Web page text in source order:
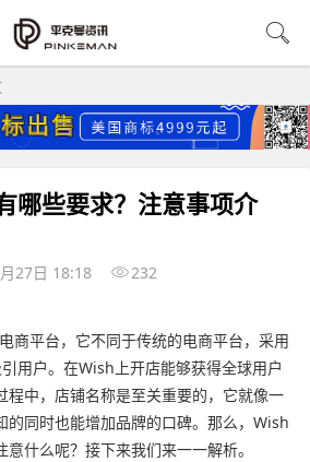
哪些要求？注意事项介
27日 18:18 232
商平台，它不同于传统的电商平台，采用
用户。在Wish上开店能够获得全球用户
程中，店铺名称是至关重要的，它就像一
的同时也能增加品牌的口碑。那么，Wish
什么呢？接下来我们来一一解析。